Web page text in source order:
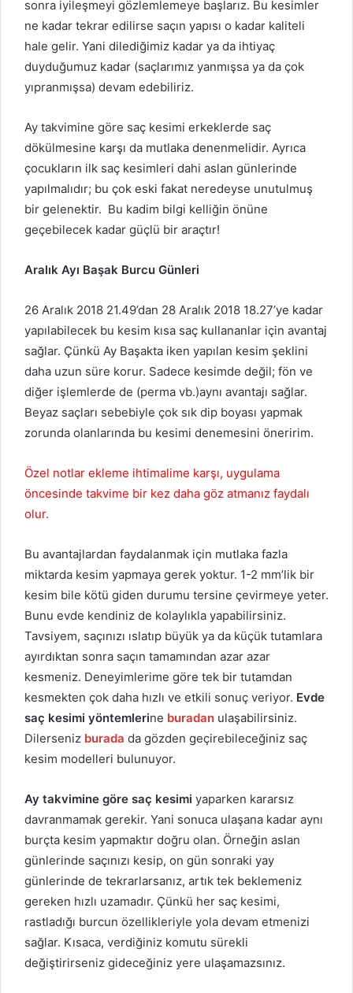
sonra iyileşmeyi gözlemlemeye başlarız. Bu kesimler
ne kadar tekrar edilirse saçın yapısı o kadar kaliteli
hale gelir. Yani dilediğimiz kadar ya da ihtiyaç
duyduğumuz kadar (saçlarımız yanmışsa ya da çok
yıpranmışsa) devam edebiliriz.
Ay takvimine göre saç kesimi erkeklerde saç
dökülmesine karşı da mutlaka denenmelidir. Ayrıca
çocukların ilk saç kesimleri dahi aslan günlerinde
yapılmalıdır; bu çok eski fakat neredeyse unutulmuş
bir gelenektir. Bu kadim bilgi kelliğin önüne
geçebilecek kadar güçlü bir araçtır!
Aralık Ayı Başak Burcu Günleri
26 Aralık 2018 21.49’dan 28 Aralık 2018 18.27’ye kadar
yapılabilecek bu kesim kısa saç kullananlar için avantaj
sağlar. Çünkü Ay Başakta iken yapılan kesim şeklini
daha uzun süre korur. Sadece kesimde değil; fön ve
diğer işlemlerde de (perma vb.)aynı avantajı sağlar.
Beyaz saçları sebebiyle çok sık dip boyası yapmak
zorunda olanlarında bu kesimi denemesini öneririm.
Özel notlar ekleme ihtimalime karşı, uygulama
öncesinde takvime bir kez daha göz atmanız faydalı
olur.
Bu avantajlardan faydalanmak için mutlaka fazla
miktarda kesim yapmaya gerek yoktur. 1-2 mm’lik bir
kesim bile kötü giden durumu tersine çevirmeye yeter.
Bunu evde kendiniz de kolaylıkla yapabilirsiniz.
Tavsiyem, saçınızı ıslatıp büyük ya da küçük tutamlara
ayırdıktan sonra saçın tamamından azar azar
kesmeniz. Deneyimlerime göre tek bir tutamdan
kesmekten çok daha hızlı ve etkili sonuç veriyor. Evde
saç kesimi yöntemlerine buradan ulaşabilirsiniz.
Dilerseniz burada da gözden geçirebileceğiniz saç
kesim modelleri bulunuyor.
Ay takvimine göre saç kesimi yaparken kararsız
davranmamak gerekir. Yani sonuca ulaşana kadar aynı
burçta kesim yapmaktır doğru olan. Örneğin aslan
günlerinde saçınızı kesip, on gün sonraki yay
günlerinde de tekrarlarsanız, artık tek beklemeniz
gereken hızlı uzamadır. Çünkü her saç kesimi,
rastladığı burcun özellikleriyle yola devam etmenizi
sağlar. Kısaca, verdiğiniz komutu sürekli
değiştirirseniz gideceğiniz yere ulaşamazsınız.